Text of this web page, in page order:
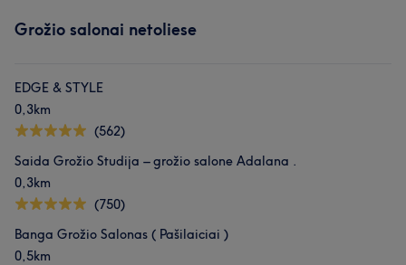
Grožio salonai netoliese
EDGE & STYLE
0,3km
(562)
Saida Grožio Studija – grožio salone Adalana .
0,3km
(750)
Banga Grožio Salonas ( Pašilaiciai )
0,5km